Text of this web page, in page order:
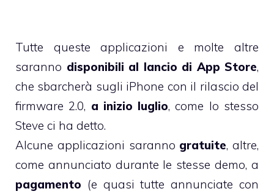
Tutte queste applicazioni e molte altre
saranno disponibili al lancio di App Store,
che sbarcherà sugli iPhone con il rilascio del
firmware 2.0, a inizio luglio, come lo stesso
Steve ci ha detto.
Alcune applicazioni saranno gratuite, altre,
come annunciato durante le stesse demo, a
pagamento (e quasi tutte annunciate con